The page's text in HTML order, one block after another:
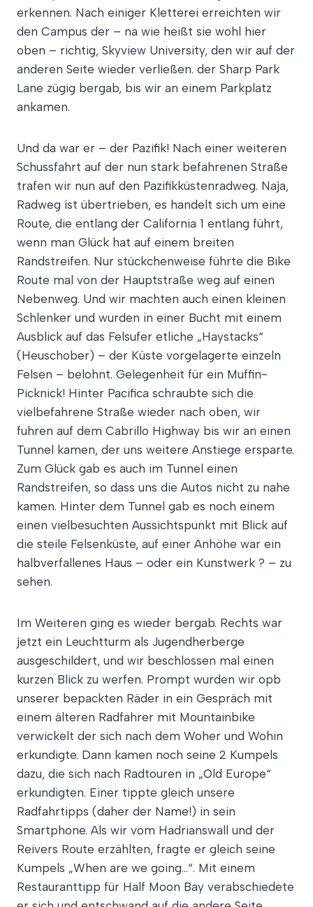
erkennen. Nach einiger Kletterei erreichten wir
den Campus der – na wie heißt sie wohl hier
oben – richtig, Skyview University, den wir auf der
anderen Seite wieder verließen. der Sharp Park
Lane zügig bergab, bis wir an einem Parkplatz
ankamen.
Und da war er – der Pazifik! Nach einer weiteren
Schussfahrt auf der nun stark befahrenen Straße
trafen wir nun auf den Pazifikküstenradweg. Naja,
Radweg íst übertrieben, es handelt sich um eine
Route, die entlang der California 1 entlang führt,
wenn man Glück hat auf einem breiten
Randstreifen. Nur stückchenweise führte die Bike
Route mal von der Hauptstraße weg auf einen
Nebenweg. Und wir machten auch einen kleinen
Schlenker und wurden in einer Bucht mit einem
Ausblick auf das Felsufer etliche „Haystacks“
(Heuschober) – der Küste vorgelagerte einzeln
Felsen – belohnt. Gelegenheit für ein Muffin-
Picknick! Hinter Pacifica schraubte sich die
vielbefahrene Straße wieder nach oben, wir
fuhren auf dem Cabrillo Highway bis wir an einen
Tunnel kamen, der uns weitere Anstiege ersparte.
Zum Glück gab es auch im Tunnel einen
Randstreifen, so dass uns die Autos nicht zu nahe
kamen. Hinter dem Tunnel gab es noch einem
einen vielbesuchten Aussichtspunkt mit Blick auf
die steile Felsenküste, auf einer Anhöhe war ein
halbverfallenes Haus – oder ein Kunstwerk ? – zu
sehen.
Im Weiteren ging es wieder bergab. Rechts war
jetzt ein Leuchtturm als Jugendherberge
ausgeschildert, und wir beschlossen mal einen
kurzen Blick zu werfen. Prompt wurden wir opb
unserer bepackten Räder in ein Gespräch mit
einem älteren Radfahrer mit Mountainbike
verwickelt der sich nach dem Woher und Wohin
erkundigte. Dann kamen noch seine 2 Kumpels
dazu, die sich nach Radtouren in „Old Europe“
erkundigten. Einer tippte gleich unsere
Radfahrtipps (daher der Name!) in sein
Smartphone. Als wir vom Hadrianswall und der
Reivers Route erzählten, fragte er gleich seine
Kumpels „When are we going…“. Mit einem
Restauranttipp für Half Moon Bay verabschiedete